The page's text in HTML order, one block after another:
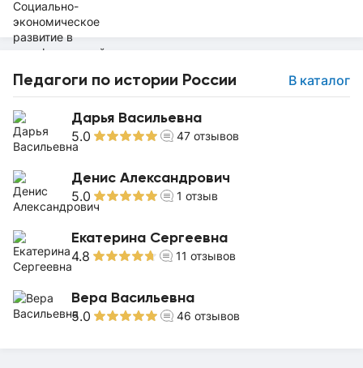
Педагоги по истории России В каталог
Дарья Васильевна
5.0 47 отзывов
Денис Александрович
5.0 1 отзыв
Екатерина Сергеевна
4.8 11 отзывов
Вера Васильевна
5.0 46 отзывов